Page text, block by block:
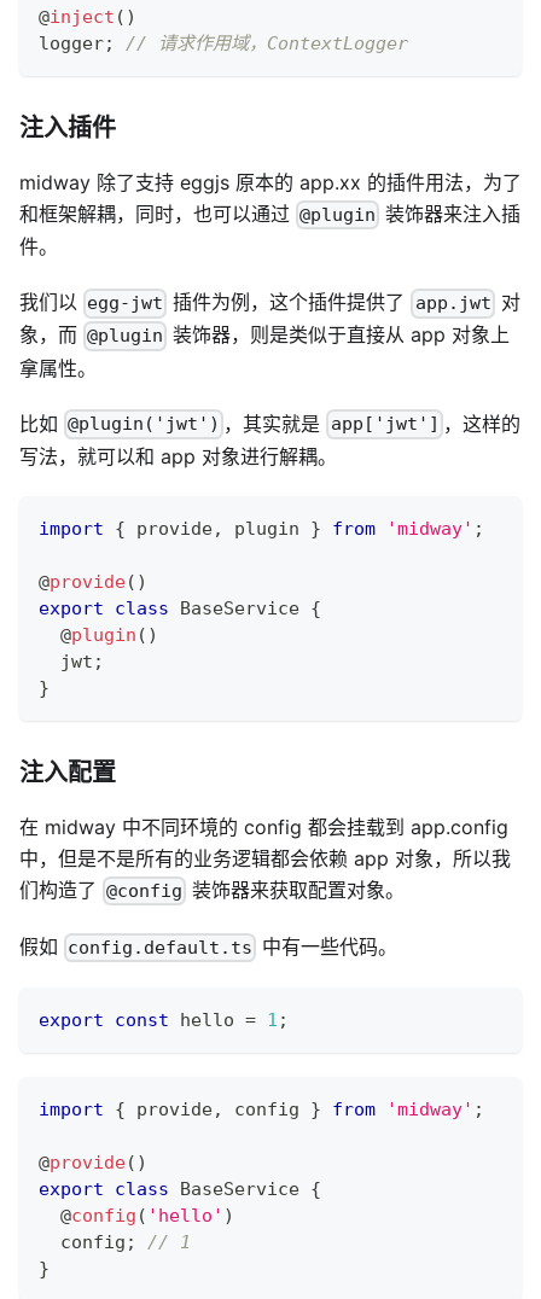
@inject ( )
logger; // 请求作用域，ContextLogger
注入插件
midway 除了支持 eggjs 原本的 app.xx 的插件用法，为了
和框架解耦，同时，也可以通过 @plugin 装饰器来注入插
件。
我们以 egg-jwt 插件为例，这个插件提供了 app.jwt 对
象，而 @plugin 装饰器，则是类似于直接从 app 对象上
拿属性。
比如 @plugin('jwt') ，其实就是 app['jwt'] ，这样的
写法，就可以和 app 对象进行解耦。
import { provide, plugin } from 'midway' ;
@provide( )
export
class BaseService {
@plugin ( )
  jwt
;
}
注入配置
在 midway 中不同环境的 config 都会挂载到 app.config
中，但是不是所有的业务逻辑都会依赖 app 对象，所以我
们构造了 @config 装饰器来获取配置对象。
假如 config.default.ts 中有一些代码。
export const hello = 1 ;
import { provide, config } from 'midway' ;
@provide( )
export
class BaseService {
@config ( 'hello' )
  config
;
// 1
}